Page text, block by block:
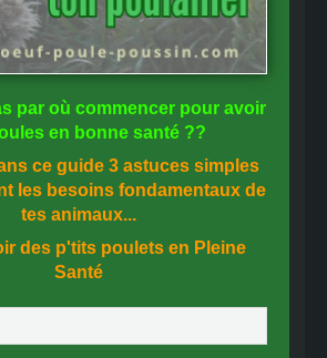
par où commencer pour avoir
en bonne santé ??
ce guide 3 astuces simples
les besoins fondamentaux de
tes animaux...
des p'tits poulets en Pleine
Santé